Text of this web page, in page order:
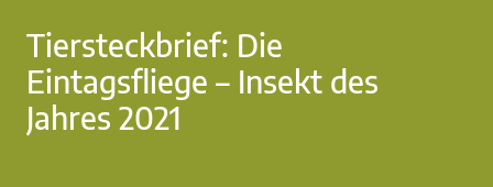
Tiersteckbrief: Die
Eintagsfliege – Insekt des
Jahres 2021